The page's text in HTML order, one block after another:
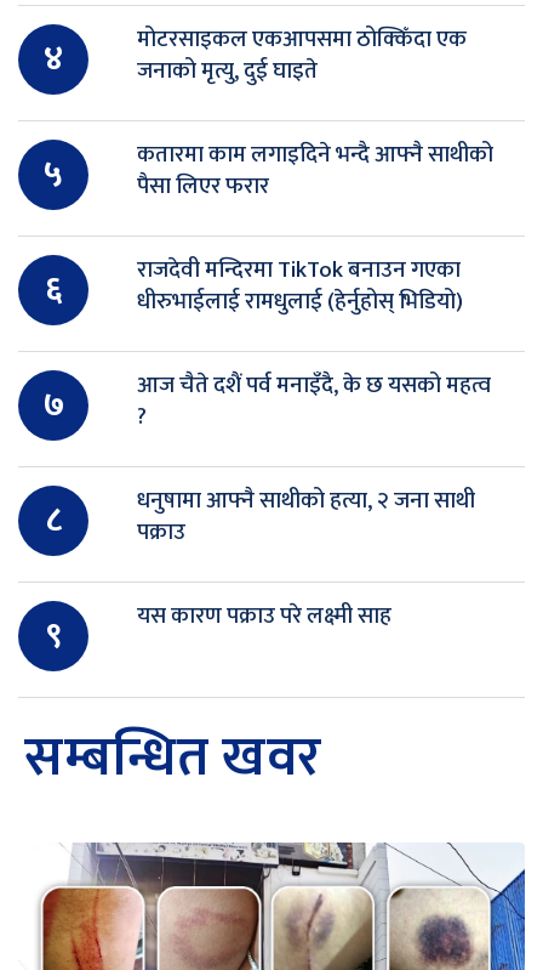
४
मोटरसाइकल एकआपसमा ठोक्किँदा एक
जनाको मृत्यु, दुई घाइते
५
कतारमा काम लगाइदिने भन्दै आफ्नै साथीको
पैसा लिएर फरार
६
राजदेवी मन्दिरमा TikTok बनाउन गएका
धीरुभाईलाई रामधुलाई (हेर्नुहोस् भिडियो)
७
आज चैते दशैं पर्व मनाइँदै, के छ यसको महत्व
?
८
धनुषामा आफ्नै साथीको हत्या, २ जना साथी
पक्राउ
९ यस कारण पक्राउ परे लक्ष्मी साह
सम्बन्धित खवर